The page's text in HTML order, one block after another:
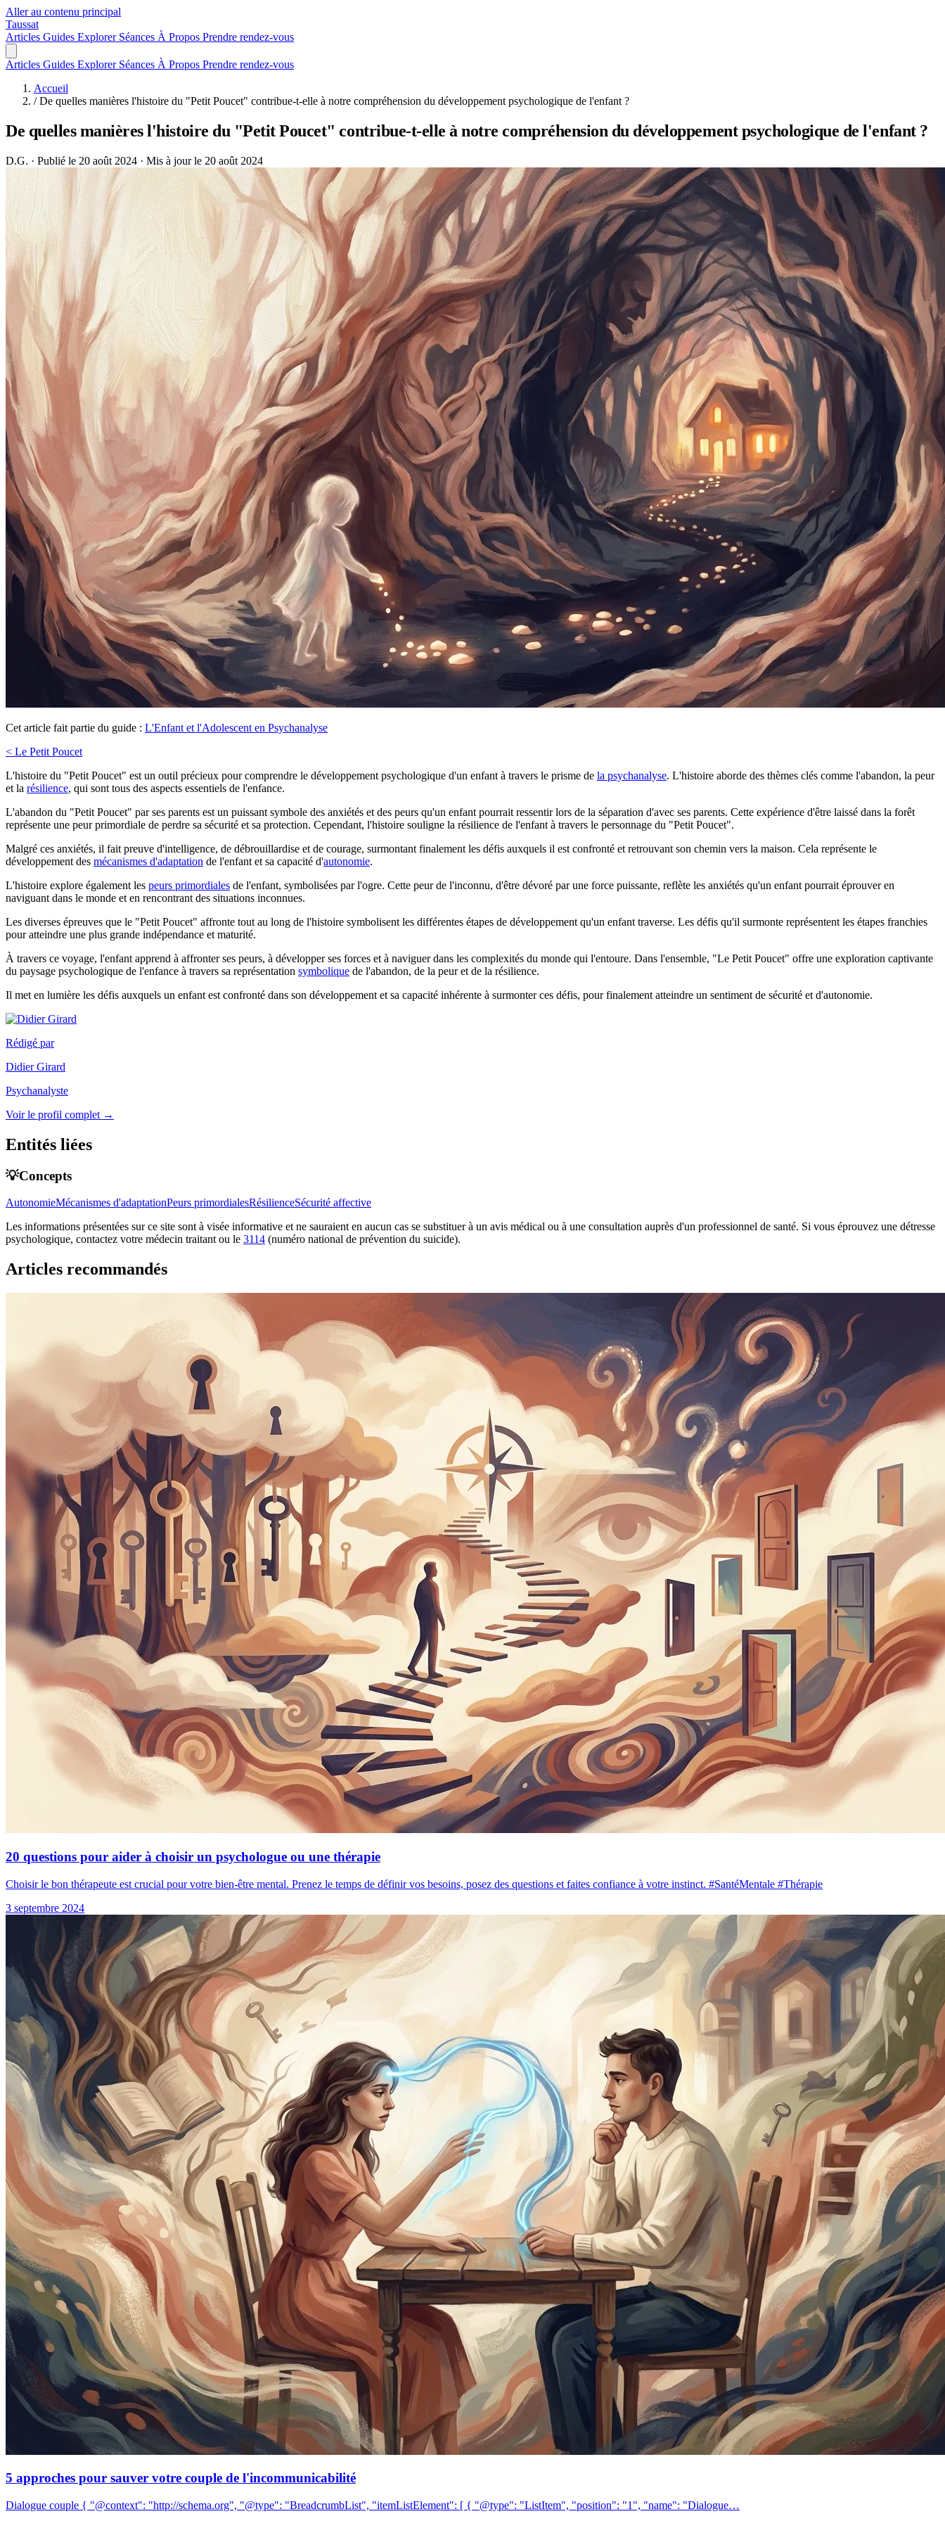
Aller au contenu principal
Taussat
Articles Guides Explorer Séances À Propos Prendre rendez-vous
Articles Guides Explorer Séances À Propos Prendre rendez-vous
Accueil
/ De quelles manières l'histoire du "Petit Poucet" contribue-t-elle à notre compréhension du développement psychologique de l'enfant ?
De quelles manières l'histoire du "Petit Poucet" contribue-t-elle à notre compréhension du développement psychologique de l'enfant ?
D.G. · Publié le 20 août 2024 · Mis à jour le 20 août 2024
Cet article fait partie du guide : L'Enfant et l'Adolescent en Psychanalyse
< Le Petit Poucet
L'histoire du "Petit Poucet" est un outil précieux pour comprendre le développement psychologique d'un enfant à travers le prisme de la psychanalyse. L'histoire aborde des thèmes clés comme l'abandon, la peur
et la résilience, qui sont tous des aspects essentiels de l'enfance.
L'abandon du "Petit Poucet" par ses parents est un puissant symbole des anxiétés et des peurs qu'un enfant pourrait ressentir lors de la séparation d'avec ses parents. Cette expérience d'être laissé dans la forêt
représente une peur primordiale de perdre sa sécurité et sa protection. Cependant, l'histoire souligne la résilience de l'enfant à travers le personnage du "Petit Poucet".
Malgré ces anxiétés, il fait preuve d'intelligence, de débrouillardise et de courage, surmontant finalement les défis auxquels il est confronté et retrouvant son chemin vers la maison. Cela représente le
développement des mécanismes d'adaptation de l'enfant et sa capacité d'autonomie.
L'histoire explore également les peurs primordiales de l'enfant, symbolisées par l'ogre. Cette peur de l'inconnu, d'être dévoré par une force puissante, reflète les anxiétés qu'un enfant pourrait éprouver en
naviguant dans le monde et en rencontrant des situations inconnues.
Les diverses épreuves que le "Petit Poucet" affronte tout au long de l'histoire symbolisent les différentes étapes de développement qu'un enfant traverse. Les défis qu'il surmonte représentent les étapes franchies
pour atteindre une plus grande indépendance et maturité.
À travers ce voyage, l'enfant apprend à affronter ses peurs, à développer ses forces et à naviguer dans les complexités du monde qui l'entoure. Dans l'ensemble, "Le Petit Poucet" offre une exploration captivante
du paysage psychologique de l'enfance à travers sa représentation symbolique de l'abandon, de la peur et de la résilience.
Il met en lumière les défis auxquels un enfant est confronté dans son développement et sa capacité inhérente à surmonter ces défis, pour finalement atteindre un sentiment de sécurité et d'autonomie.
Rédigé par
Didier Girard
Psychanalyste
Voir le profil complet →
Entités liées
💡Concepts
AutonomieMécanismes d'adaptationPeurs primordialesRésilienceSécurité affective
Les informations présentées sur ce site sont à visée informative et ne sauraient en aucun cas se substituer à un avis médical ou à une consultation auprès d'un professionnel de santé. Si vous éprouvez une détresse
psychologique, contactez votre médecin traitant ou le 3114 (numéro national de prévention du suicide).
Articles recommandés
20 questions pour aider à choisir un psychologue ou une thérapie
Choisir le bon thérapeute est crucial pour votre bien-être mental. Prenez le temps de définir vos besoins, posez des questions et faites confiance à votre instinct. #SantéMentale #Thérapie
3 septembre 2024
5 approches pour sauver votre couple de l'incommunicabilité
Dialogue couple { "@context": "http://schema.org", "@type": "BreadcrumbList", "itemListElement": [ { "@type": "ListItem", "position": "1", "name": "Dialogue…